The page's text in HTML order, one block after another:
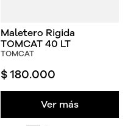
Maletero Rigida
TOMCAT 40 LT
TOMCAT
$ 180.000
Ver más